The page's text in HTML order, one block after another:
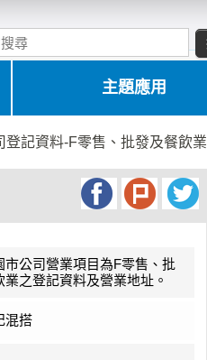
主題應用
登記資料-F零售、批發及餐飲業
市公司營業項目為F零售、批
業之登記資料及營業地址。
混搭